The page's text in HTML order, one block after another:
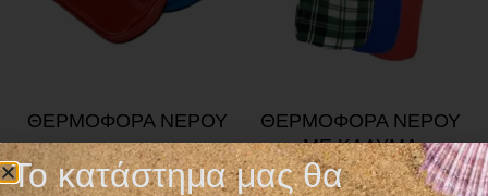
ΘΕΡΜΟΦΟΡΑ ΝΕΡΟΥ
3,95€
ΘΕΡΜΟΦΟΡΑ ΝΕΡΟΥ
ΜΕ ΚΑΛΥΜΑ
4,95€
Το κατάστημα μας θα